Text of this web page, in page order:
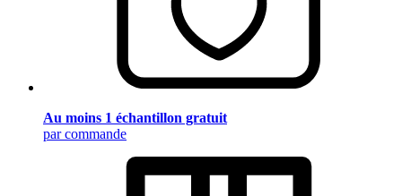
Au moins 1 échantillon gratuit
par commande